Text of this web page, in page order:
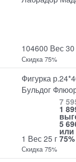
104600 Вес 30
Скидка 75%
Фигурка
Бульдог
1 Вес 25 г
7
1
5
или
75%
Скидка 75%